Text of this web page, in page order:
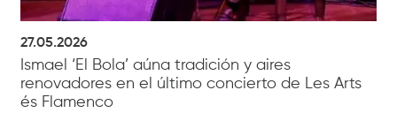
27.05.2026
Ismael ‘El Bola’ aúna tradición y aires
renovadores en el último concierto de Les Arts
és Flamenco